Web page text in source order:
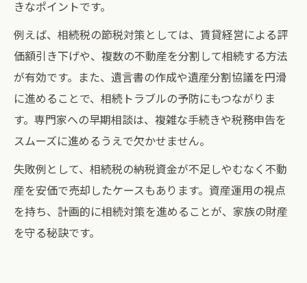
きなポイントです。
例えば、相続税の節税対策としては、賃貸経営による評
価額引き下げや、複数の不動産を分割して相続する方法
が有効です。また、遺言書の作成や遺産分割協議を円滑
に進めることで、相続トラブルの予防にもつながりま
す。専門家への早期相談は、複雑な手続きや税務申告を
スムーズに進めるうえで欠かせません。
失敗例として、相続税の納税資金が不足しやむなく不動
産を安価で売却したケースもあります。資産運用の視点
を持ち、計画的に相続対策を進めることが、家族の財産
を守る秘訣です。